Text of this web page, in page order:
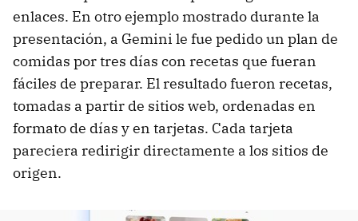
enlaces. En otro ejemplo mostrado durante la
presentación, a Gemini le fue pedido un plan de
comidas por tres días con recetas que fueran
fáciles de preparar. El resultado fueron recetas,
tomadas a partir de sitios web, ordenadas en
formato de días y en tarjetas. Cada tarjeta
pareciera redirigir directamente a los sitios de
origen.